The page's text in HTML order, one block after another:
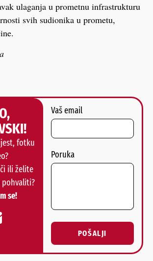
ulaganja u prometnu infrastrukturu
svih sudionika u prometu,
fotku
ili želite
se!
Vaš email
Poruka
POŠALJI
Alternative: